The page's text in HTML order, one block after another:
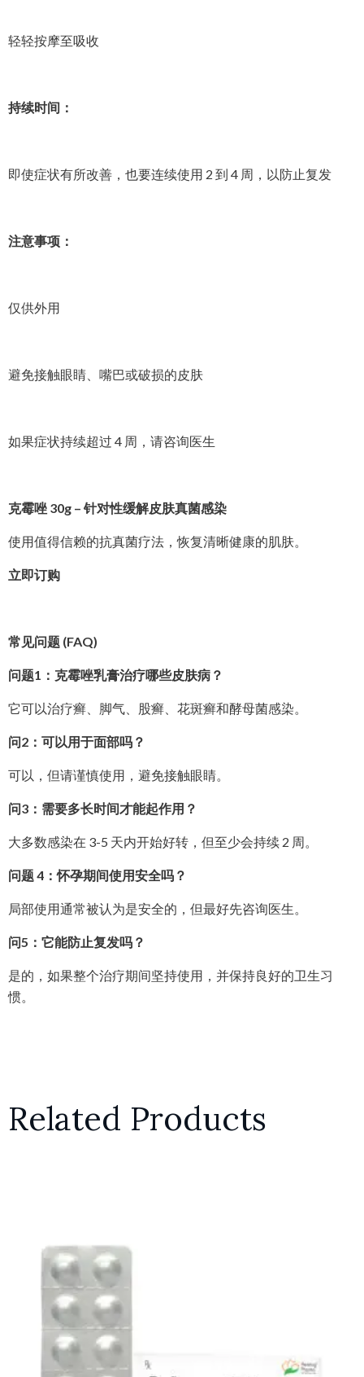
轻轻按摩至吸收
持续时间：
即使症状有所改善，也要连续使用 2 到 4 周，以防止复发
注意事项：
仅供外用
避免接触眼睛、嘴巴或破损的皮肤
如果症状持续超过 4 周，请咨询医生
克霉唑 30g – 针对性缓解皮肤真菌感染
使用值得信赖的抗真菌疗法，恢复清晰健康的肌肤。
立即订购
常见问题 (FAQ)
问题1：克霉唑乳膏治疗哪些皮肤病？
它可以治疗癣、脚气、股癣、花斑癣和酵母菌感染。
问2：可以用于面部吗？
可以，但请谨慎使用，避免接触眼睛。
问3：需要多长时间才能起作用？
大多数感染在 3-5 天内开始好转，但至少会持续 2 周。
问题 4：怀孕期间使用安全吗？
局部使用通常被认为是安全的，但最好先咨询医生。
问5：它能防止复发吗？
是的，如果整个治疗期间坚持使用，并保持良好的卫生习
惯。
Related Products